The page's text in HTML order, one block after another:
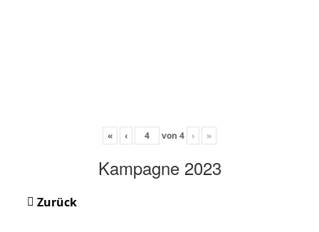
« ‹ von 4 › »
Kampagne 2023
Zurück